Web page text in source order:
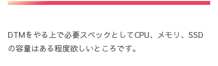
DTMをやる上で必要スペックとしてCPU、メモリ、SSD
の容量はある程度欲しいところです。